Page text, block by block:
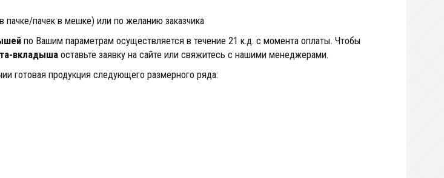
пачке/пачек в мешке) или по желанию заказчика
по Вашим параметрам осуществляется в течение 21 к.д. с момента оплаты. Чтобы
вкладышаоставьте заявку на сайте или свяжитесь с нашими менеджерами.
готовая продукция следующего размерного ряда: